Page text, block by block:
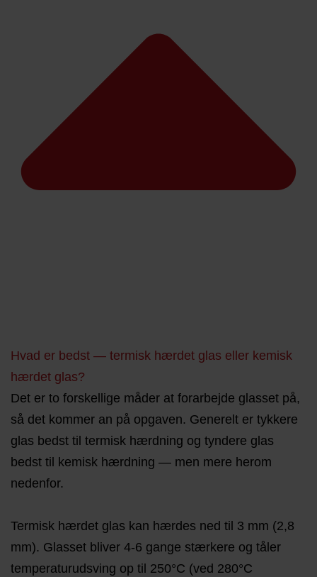
Hvad er bedst — termisk hærdet glas eller kemisk
hærdet glas?
Det er to forskellige måder at forarbejde glasset på,
så det kommer an på opgaven. Generelt er tykkere
glas bedst til termisk hærdning og tyndere glas
bedst til kemisk hærdning — men mere herom
nedenfor.
Termisk hærdet glas kan hærdes ned til 3 mm (2,8
mm). Glasset bliver 4-6 gange stærkere og tåler
temperaturudsving op til 250°C (ved 280°C